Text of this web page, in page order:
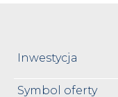
Inwestycja
Symbol oferty